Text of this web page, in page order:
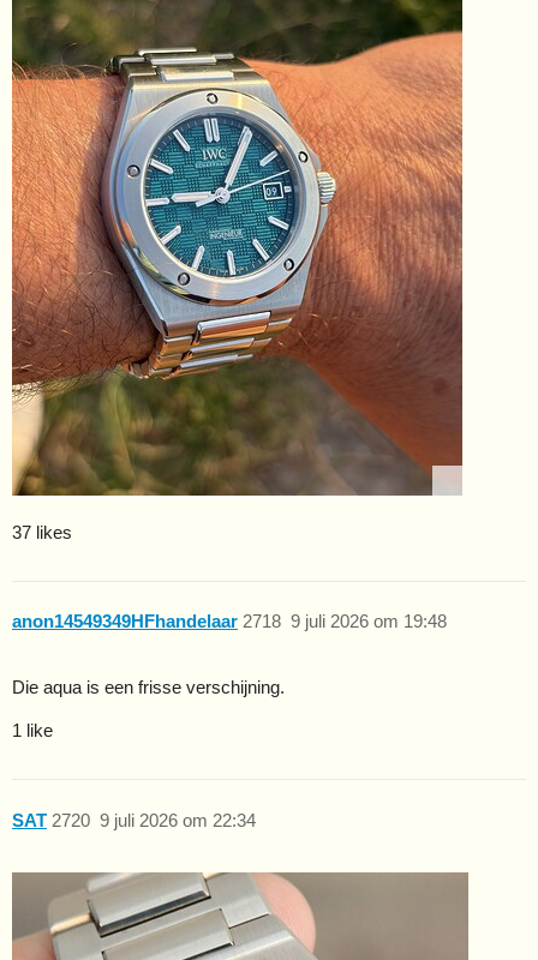
37 likes
anon14549349HFhandelaar 9 juli 2026 om 19:48
2718
Die aqua is een frisse verschijning.
1 like
SAT 9 juli 2026 om 22:34
2720